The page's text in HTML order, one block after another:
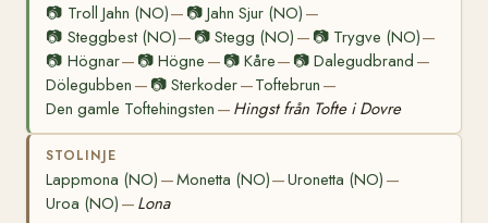
📷 Troll Jahn (NO)— 📷Jahn Sjur (NO) —
📷 Steggbest (NO)— 📷Stegg (NO) — 📷 Trygve (NO)—
📷 Högnar— 📷Högne — 📷 Kåre— 📷 Dalegudbrand —
Dölegubben — 📷Sterkoder—Toftebrun —
Den gamle Toftehingsten — Hingst från Tofte i Dovre
STOLINJE
Lappmona (NO) —Monetta (NO)—Uronetta (NO) —
Uroa (NO) — Lona